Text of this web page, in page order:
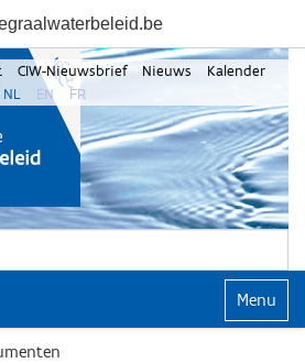
CIW-Nieuwsbrief Nieuws
Kalender
NL EN FR
Klap